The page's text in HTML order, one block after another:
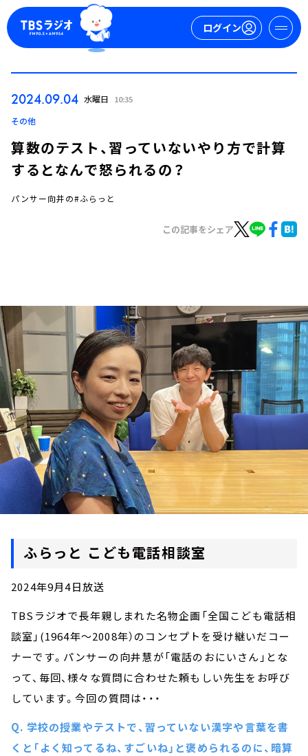
ログイン
イベント・グッズ
YouTube
会社情報
2024.09.04 水曜日 10:35
その他
算数のテスト、習っていないやり方で計算
するとなんで怒られるの？
パンサー向井の#ふらっと
この記事をシェア
ふらっと こども電話相談室
2024年9月4日放送
TBSラジオで長年親しまれた名物企画「全国こども電話相
談室」(1964年～2008年）のコンセプトを受け継いだコー
ナーです。パンサーの向井慧が「電話のおにいさん」とな
って、毎回、様々な質問に合わせた頼もしい先生をお呼び
しています。今回の質問は・・・
Q. 学校の授業やテストで、習っていない漢字や言葉を書
くと「よく知ってるね、すごいね」と褒められるのに、暗算